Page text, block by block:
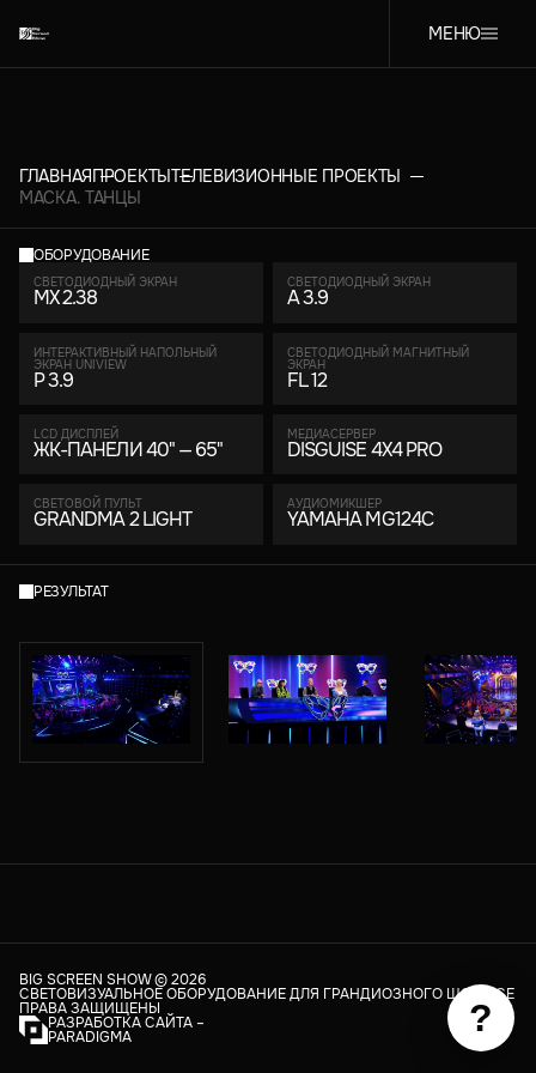
МЕНЮ
ГЛАВНАЯПРОЕКТЫТЕЛЕВИЗИОННЫЕ ПРОЕКТЫ
МАСКА. ТАНЦЫ
ОБОРУДОВАНИЕ
СВЕТОДИОДНЫЙ ЭКРАН
MX 2.38
СВЕТОДИОДНЫЙ ЭКРАН
A 3.9
ИНТЕРАКТИВНЫЙ НАПОЛЬНЫЙ
ЭКРАН UNIVIEW
P 3.9
СВЕТОДИОДНЫЙ МАГНИТНЫЙ
ЭКРАН
FL 12
LCD ДИСПЛЕЙ
ЖК-ПАНЕЛИ 40" — 65"
МЕДИАСЕРВЕР
DISGUISE 4X4 PRO
СВЕТОВОЙ ПУЛЬТ
GRANDMA 2 LIGHT
АУДИОМИКШЕР
YAMAHA MG124C
РЕЗУЛЬТАТ
BIG SCREEN SHOW ©2026
СВЕТОВИЗУАЛЬНОЕ ОБОРУДОВАНИЕ ДЛЯ ГРАНДИОЗНОГО ШОУ. ВСЕ
ПРАВА ЗАЩИЩЕНЫ
РАЗРАБОТКА САЙТА –
PARADIGMA ?